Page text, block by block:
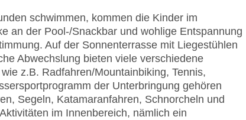
schwimmen, kommen die Kinder im
an der Pool-/Snackbar und wohlige Entspannung
Auf der Sonnenterrasse mit Liegestühlen
Abwechslung bieten viele verschiedene
z.B. Radfahren/Mountainbiking, Tennis,
der Unterbringung gehören
Segeln, Katamaranfahren, Schnorcheln und
im Innenbereich, nämlich ein